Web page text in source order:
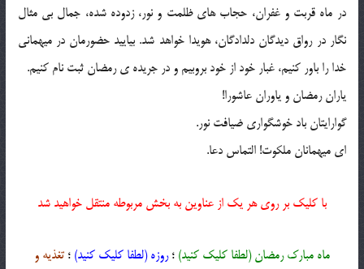
در ماه قربت و غفران، حجاب های ظلمت و نور، زدوده شده، جمال بی مثال
نگار در رواق دیدگان دلدادگان، هویدا خواهد شد. بیایید حضورمان در میهمانی
خدا را باور کنیم، غبار خود از خود بروبیم و در جریده ی رمضان ثبت نام کنیم.
یاران رمضان و یاوران عاشورا!
گوارایتان باد خوشگواری ضیافت نور.
ای میهمانان ملکوت! التماس دعا.
با کلیک بر روی هر یک از عناوین به بخش مربوطه منتقل خواهید شد
ماه مبارک رمضان (لطفا کلیک کنید)؛روزه (لطفا کلیک کنید)؛تغذیه و